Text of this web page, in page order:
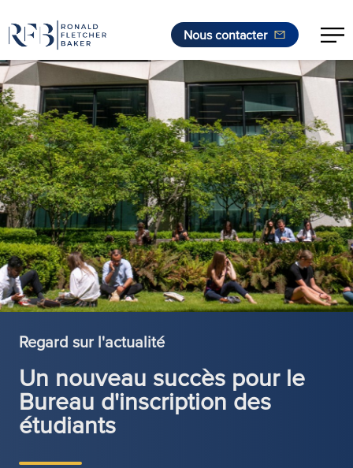
Aller au contenu
Nous contacter
Regard sur l'actualité
Un nouveau succès pour le
Bureau d'inscription des
étudiants